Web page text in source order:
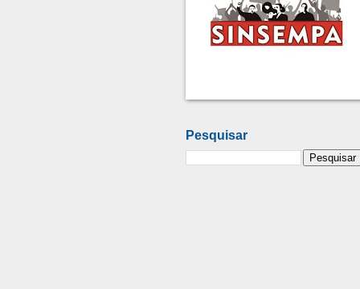
Pesquisar